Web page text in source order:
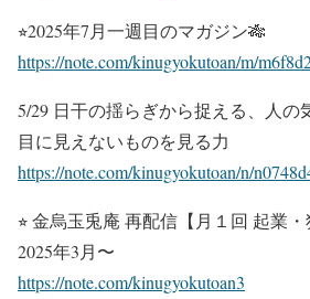
⭐︎2025年7月一週目のマガジン🎋
https://note.com/kinugyokutoan/m/
5/29 日干の揺らぎから捉える、人の
目に見えないものを見る力
https://note.com/kinugyokutoan/n/
⭐︎ 金烏玉兎庵 再配信【月１回 起業・
2025年3月〜
https://note.com/kinugyokutoan3